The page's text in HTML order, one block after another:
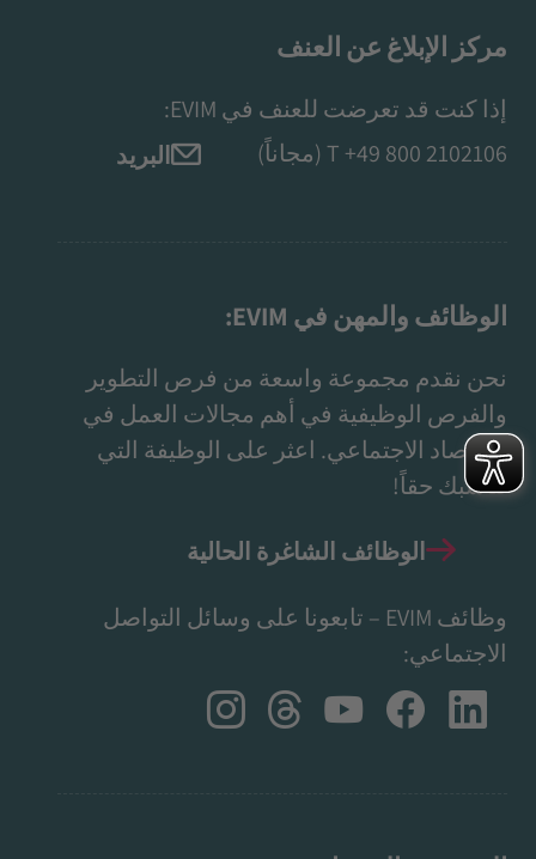
مركز الإبلاغ عن العنف
إذا كنت قد تعرضت للعنف في EVIM:
T +49 800 2102106 (مجاناً) البريد
الوظائف والمهن في EVIM:
نحن نقدم مجموعة واسعة من فرص التطوير
والفرص الوظيفية في أهم مجالات العمل في
الاقتصاد الاجتماعي. اعثر على الوظيفة التي
تناسبك حقاً!
الوظائف الشاغرة الحالية
وظائف EVIM – تابعونا على وسائل التواصل
الاجتماعي: